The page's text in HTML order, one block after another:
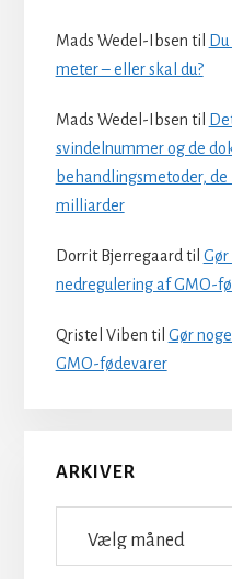
Mads Wedel-Ibsen til
meter – eller skal du?
Mads Wedel-Ibsen til
svindelnummer og de
behandlingsmetoder,
milliarder
Dorrit Bjerregaard til Gør
nedregulering af GMO-
Qristel Viben til Gør
GMO-fødevarer
ARKIVER